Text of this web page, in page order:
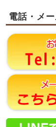
電話・メ